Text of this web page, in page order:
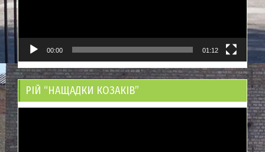
00:00 01:12
РІЙ “НАЩАДКИ КОЗАКІВ”